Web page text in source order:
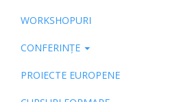
WORKSHOPURI
CONFERINȚE
PROIECTE EUROPENE